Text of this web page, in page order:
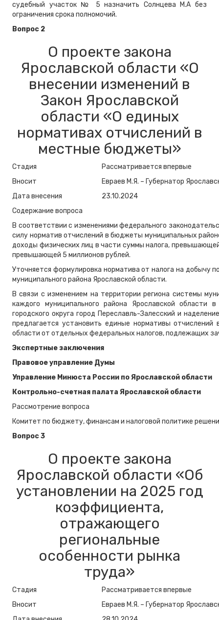
судебный участок № 5 назначить Солнцева М.А без
ограничения срока полномочий.
Вопрос 2
О проекте закона
Ярославской области «О
внесении изменений в
Закон Ярославской
области «О единых
нормативах отчислений в
местные бюджеты»
Стадия
Рассматривается впервые
Вносит
Евраев М.Я. – Губернатор
Дата внесения
23.10.2024
Содержание вопроса
В соответствии с изменениями федерального
силу норматив отчислений в бюджеты муниципальных
доходы физических лиц в части суммы налога,
превышающей 5 миллионов рублей.
Уточняется формулировка норматива от налога на
муниципального района Ярославской области.
В связи с изменением на территории региона системы
каждого муниципального района Ярославской области
городского округа город Переславль-Залесский и
предлагается установить единые нормативы
области от отдельных федеральных налогов, подлежащих
Экспертные заключения
Правовое управление Думы
Управление Минюста России по Ярославской области
Контрольно-счетная палата Ярославской области
Рассмотрение вопроса
Комитет по бюджету, финансам и налоговой политике
Вопрос 3
О проекте закона
Ярославской области «Об
установлении на 2025 год
коэффициента,
отражающего
региональные
особенности рынка
труда»
Стадия
Рассматривается впервые
Вносит
Евраев М.Я. – Губернатор